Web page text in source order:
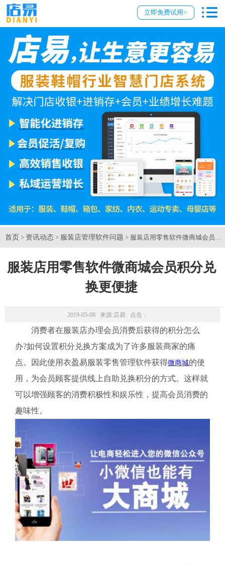
立即免费试用>
首页 > 资讯动态 > 服装店管理软件问题 > 服装店用零售软件微商城会员积
服装店用零售软件微商城会员积分兑
换更便捷
2019-05-08 来源:店易 点击：
消费者在服装店办理会员消费后获得的积分怎么
办?如何设置积分兑换方案成为了许多服装商家的痛
点。因此使用衣盈易服装零售管理软件获得微商城的使
用，为会员顾客提供线上自助兑换积分的方式。这样就
可以增强顾客的消费积极性和娱乐性，提高会员消费的
趣味性。